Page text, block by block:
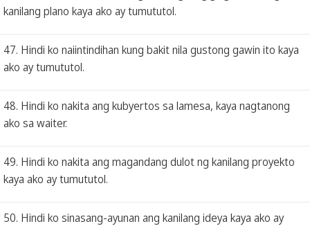
kanilang plano kaya ako ay tumututol.
47. Hindi ko naiintindihan kung bakit nila gustong gawin ito kaya
ako ay tumututol.
48. Hindi ko nakita ang kubyertos sa lamesa, kaya nagtanong
ako sa waiter.
49. Hindi ko nakita ang magandang dulot ng kanilang proyekto
kaya ako ay tumututol.
50. Hindi ko sinasang-ayunan ang kanilang ideya kaya ako ay